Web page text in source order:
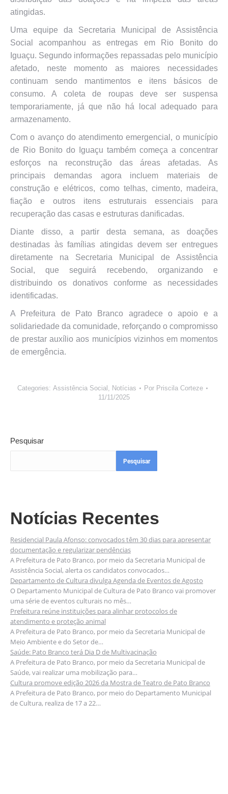
atingidas.
Uma equipe da Secretaria Municipal de Assistência
Social acompanhou as entregas em Rio Bonito do
Iguaçu. Segundo informações repassadas pelo município
afetado, neste momento as maiores necessidades
continuam sendo mantimentos e itens básicos de
consumo. A coleta de roupas deve ser suspensa
temporariamente, já que não há local adequado para
armazenamento.
Com o avanço do atendimento emergencial, o município
de Rio Bonito do Iguaçu também começa a concentrar
esforços na reconstrução das áreas afetadas. As
principais demandas agora incluem materiais de
construção e elétricos, como telhas, cimento, madeira,
fiação e outros itens estruturais essenciais para
recuperação das casas e estruturas danificadas.
Diante disso, a partir desta semana, as doações
destinadas às famílias atingidas devem ser entregues
diretamente na Secretaria Municipal de Assistência
Social, que seguirá recebendo, organizando e
distribuindo os donativos conforme as necessidades
identificadas.
A Prefeitura de Pato Branco agradece o apoio e a
solidariedade da comunidade, reforçando o compromisso
de prestar auxílio aos municípios vizinhos em momentos
de emergência.
Categories: Assistência Social , Notícias Por Priscila Corteze
11/11/2025
Pesquisar
Pesquisar
Notícias Recentes
Residencial Paula Afonso: convocados têm 30 dias para apresentar
documentação e regularizar pendências
A Prefeitura de Pato Branco, por meio da Secretaria Municipal de
Assistência Social, alerta os candidatos convocados…
Departamento de Cultura divulga Agenda de Eventos de Agosto
O Departamento Municipal de Cultura de Pato Branco vai promover
uma série de eventos culturais no mês…
Prefeitura reúne instituições para alinhar protocolos de
atendimento e proteção animal
A Prefeitura de Pato Branco, por meio da Secretaria Municipal de
Meio Ambiente e do Setor de…
Saúde: Pato Branco terá Dia D de Multivacinação
A Prefeitura de Pato Branco, por meio da Secretaria Municipal de
Saúde, vai realizar uma mobilização para…
Cultura promove edição 2026 da Mostra de Teatro de Pato Branco
A Prefeitura de Pato Branco, por meio do Departamento Municipal
de Cultura, realiza de 17 a 22…